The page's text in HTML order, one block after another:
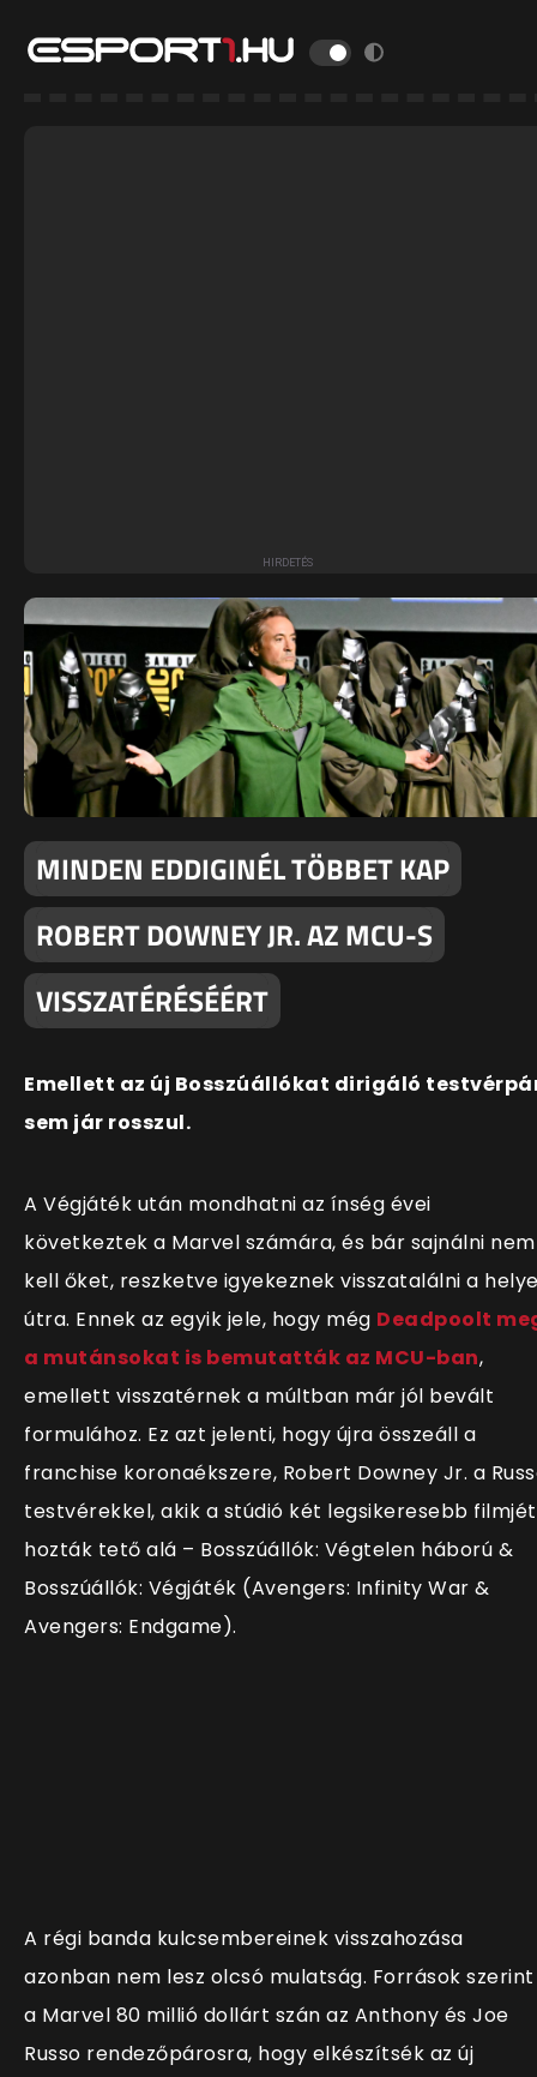
MINDEN EDDIGINÉL TÖBBET KAP
ROBERT DOWNEY JR. AZ MCU-S
VISSZATÉRÉSÉÉRT
Emellett az új Bosszúállókat dirigáló
sem jár rosszul.
A Végjáték után mondhatni az ínség évei
következtek a Marvel számára, és bár sajnálni nem
kell őket, reszketve igyekeznek visszatalálni a
útra. Ennek az egyik jele, hogy még Deadpoolt
a mutánsokat is bemutatták az MCU-ban,
emellett visszatérnek a múltban már jól bevált
formulához. Ez azt jelenti, hogy újra összeáll a
franchise koronaékszere, Robert Downey Jr. a
testvérekkel, akik a stúdió két legsikeresebb filmjét
hozták tető alá – Bosszúállók: Végtelen háború &
Bosszúállók: Végjáték (Avengers: Infinity War &
Avengers: Endgame).
A régi banda kulcsembereinek visszahozása
azonban nem lesz olcsó mulatság. Források szerint
a Marvel 80 millió dollárt szán az Anthony és Joe
Russo rendezőpárosra, hogy elkészítsék az új